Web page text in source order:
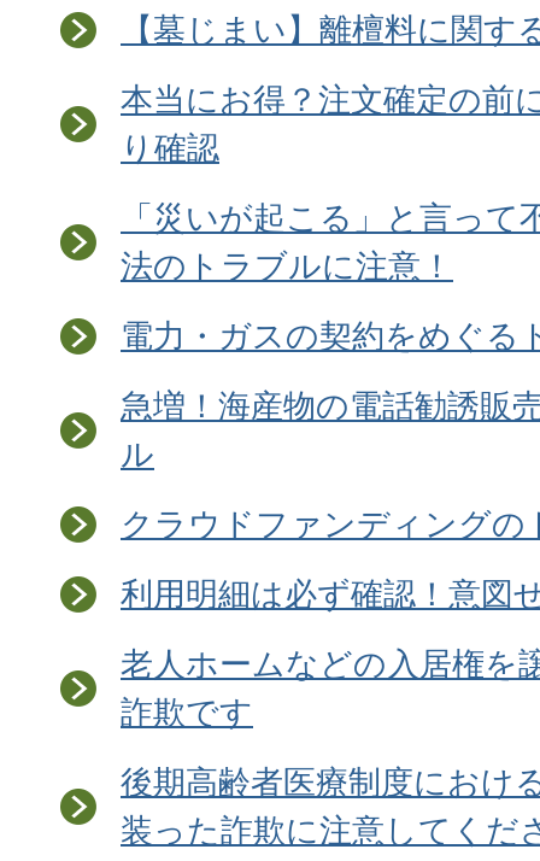
【墓じまい】離檀料に関
本当にお得？注文確定の前
り確認
「災いが起こる」と言っ
法のトラブルに注意！
電力・ガスの契約をめぐる
急増！海産物の電話勧誘販
ル
クラウドファンディングの
利用明細は必ず確認！意図
老人ホームなどの入居権を
詐欺です
後期高齢者医療制度におけ
装った詐欺に注意してくだ